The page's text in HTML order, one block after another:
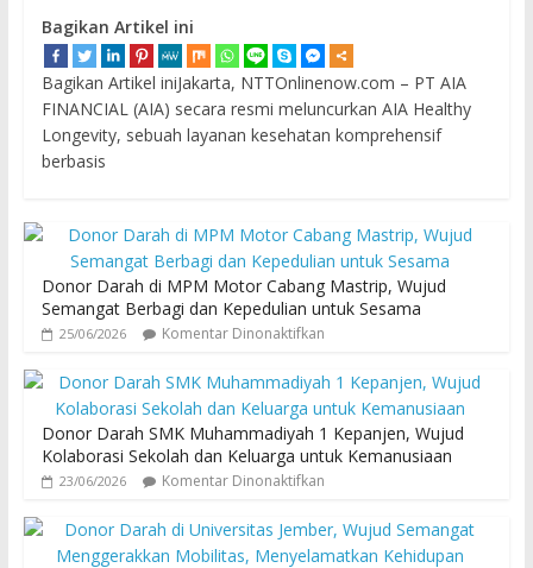
Bagikan Artikel ini
Bagikan Artikel iniJakarta, NTTOnlinenow.com – PT AIA
FINANCIAL (AIA) secara resmi meluncurkan AIA Healthy
Longevity, sebuah layanan kesehatan komprehensif
berbasis
Donor Darah di MPM Motor Cabang Mastrip, Wujud
Semangat Berbagi dan Kepedulian untuk Sesama
25/06/2026 Komentar Dinonaktifkan
Donor Darah SMK Muhammadiyah 1 Kepanjen, Wujud
Kolaborasi Sekolah dan Keluarga untuk Kemanusiaan
23/06/2026 Komentar Dinonaktifkan